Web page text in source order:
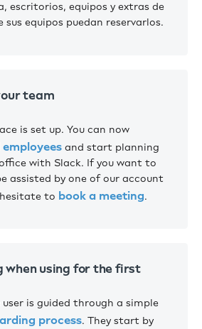
escritorios, equipos y extras de
sus equipos puedan reservarlos.
team
is set up. You can now
and start planning
with Slack. If you want to
assisted by one of our account
to book a meeting.
when using for the first
is guided through a simple
process. They start by